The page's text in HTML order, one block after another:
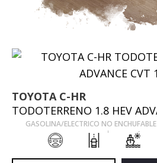
TOYOTA C-HR
GASOLINA/ELECTRICO NO ENCHUFABLE
AUTOMÁTICO